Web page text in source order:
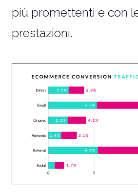
più promettenti e con
prestazioni.